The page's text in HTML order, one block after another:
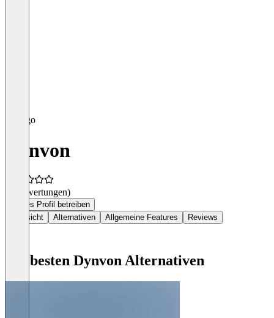
Dynvon
(0 Bewertungen)
Dieses Profil betreiben
Übersicht
Alternativen Allgemeine Features Reviews
Die besten Dynvon Alternativen